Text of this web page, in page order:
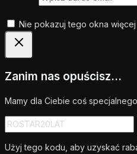
Nie pokazuj tego okna więcej
Zanim nas opuścisz...
Mamy dla Ciebie coś specjalnego
Użyj tego kodu, aby uzyskać